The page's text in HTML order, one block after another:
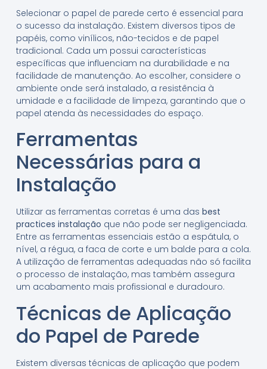
Selecionar o papel de parede certo é essencial para
o sucesso da instalação. Existem diversos tipos de
papéis, como vinílicos, não-tecidos e de papel
tradicional. Cada um possui características
específicas que influenciam na durabilidade e na
facilidade de manutenção. Ao escolher, considere o
ambiente onde será instalado, a resistência à
umidade e a facilidade de limpeza, garantindo que o
papel atenda às necessidades do espaço.
Ferramentas
Necessárias para a
Instalação
Utilizar as ferramentas corretas é uma das best
practices instalação que não pode ser negligenciada.
Entre as ferramentas essenciais estão a espátula, o
nível, a régua, a faca de corte e um balde para a cola.
A utilização de ferramentas adequadas não só facilita
o processo de instalação, mas também assegura
um acabamento mais profissional e duradouro.
Técnicas de Aplicação
do Papel de Parede
Existem diversas técnicas de aplicação que podem